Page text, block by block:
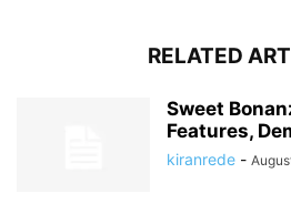
RELATED
Sweet
Features,
kiranrede -